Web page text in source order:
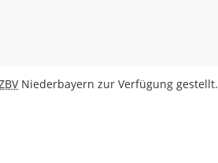
Niederbayern zur Verfügung gestellt.